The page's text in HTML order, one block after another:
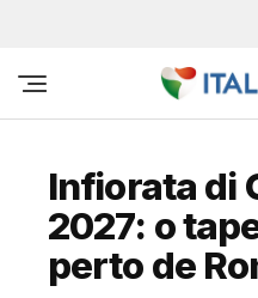
Infiorata di
2027: o
perto de